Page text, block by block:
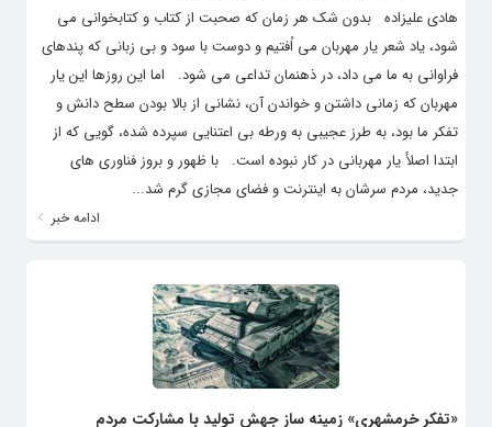
هادی علیزاده بدون شک هر زمان که صحبت از کتاب و کتابخوانی می
شود، یاد شعر یار مهربان می اُفتیم و دوست با سود و بی زبانی که پندهای
فراوانی به ما می داد، در ذهنمان تداعی می شود. اما این روزها این یار
مهربان که زمانی داشتن و خواندن آن، نشانی از بالا بودن سطح دانش و
تفکر ما بود، به طرز عجیبی به ورطه بی اعتنایی سپرده شده، گویی که از
ابتدا اصلأ یار مهربانی در کار نبوده‌ است. با ظهور و بروز فناوری های
جدید، مردم سرشان به اینترنت و فضای مجازی گرم شد...
ادامه خبر
«تفکر خرمشهری» زمینه ساز جهش تولید با مشارکت مردم